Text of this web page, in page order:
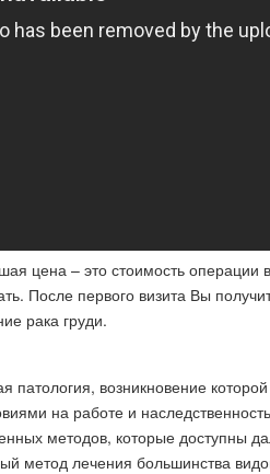
цена – это стоимость операции
После первого визита Вы
рака груди.
патология, возникновение
на работе и
методов, которые доступны
метод лечения большинства